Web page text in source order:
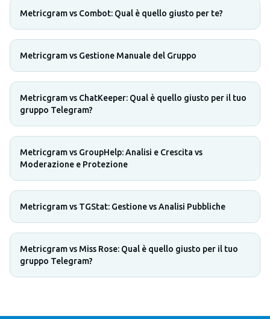
Metricgram vs Combot: Qual è quello giusto per te?
Metricgram vs Gestione Manuale del Gruppo
Metricgram vs ChatKeeper: Qual è quello giusto per il tuo
gruppo Telegram?
Metricgram vs GroupHelp: Analisi e Crescita vs
Moderazione e Protezione
Metricgram vs TGStat: Gestione vs Analisi Pubbliche
Metricgram vs Miss Rose: Qual è quello giusto per il tuo
gruppo Telegram?